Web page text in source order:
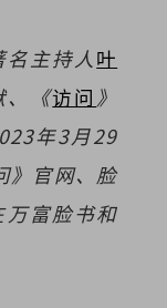
主持人 叶
、《访问 》
年3月29
》官网、脸
富脸书和